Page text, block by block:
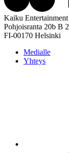
Kaiku
Pohjoisranta 20b B
FI-00170 Helsinki
Medialle
Yhteys